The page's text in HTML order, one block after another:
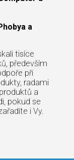
a
tisíce
především
při
radami
a
pokud se
i Vy.